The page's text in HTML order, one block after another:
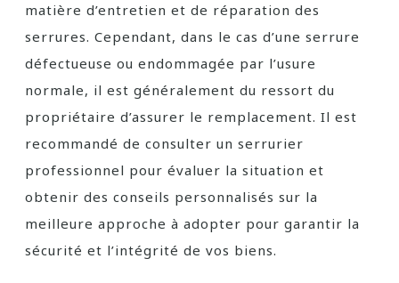
matière d’entretien et de réparation des
serrures. Cependant, dans le cas d’une serrure
défectueuse ou endommagée par l’usure
normale, il est généralement du ressort du
propriétaire d’assurer le remplacement. Il est
recommandé de consulter un serrurier
professionnel pour évaluer la situation et
obtenir des conseils personnalisés sur la
meilleure approche à adopter pour garantir la
sécurité et l’intégrité de vos biens.